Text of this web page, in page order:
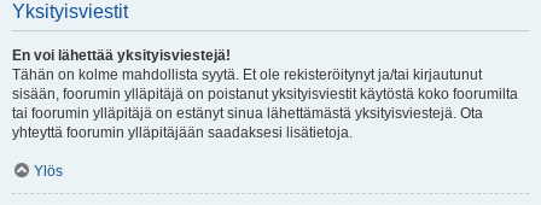
Yksityisviestit
En voi lähettää yksityisviestejä!
Tähän on kolme mahdollista syytä. Et ole rekisteröitynyt ja/tai kirjautunut
sisään, foorumin ylläpitäjä on poistanut yksityisviestit käytöstä koko foorumilta
tai foorumin ylläpitäjä on estänyt sinua lähettämästä yksityisviestejä. Ota
yhteyttä foorumin ylläpitäjään saadaksesi lisätietoja.
Ylös